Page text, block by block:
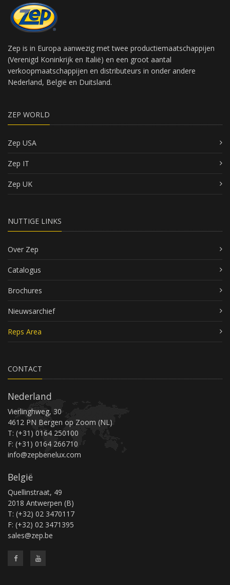
Zep is in Europa aanwezig met twee productiemaatschappijen
(Verenigd Koninkrijk en Italië) en een groot aantal
verkoopmaatschappijen en distributeurs in onder andere
Nederland, België en Duitsland.
ZEP WORLD
Zep USA
Zep IT
Zep UK
NUTTIGE LINKS
Over Zep
Catalogus
Brochures
Nieuwsarchief
Reps Area
CONTACT
Nederland
Vierlinghweg, 30
4612 PN Bergen op Zoom (NL)
T: (+31) 0164 250100
F: (+31) 0164 266710
info@zepbenelux.com
België
Quellinstraat, 49
2018 Antwerpen (B)
T: (+32) 02 3470117
F: (+32) 02 3471395
sales@zep.be